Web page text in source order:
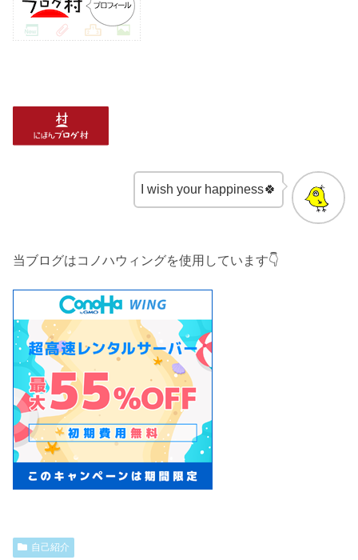
I wish your happiness🍀
当ブログはコノハウィングを使用しています👇️
自己紹介